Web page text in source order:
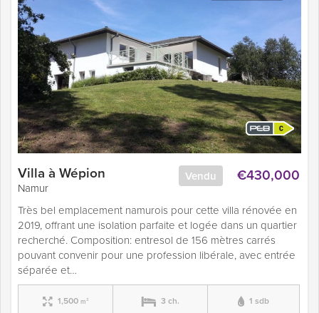
€430,000
Vendu
Villa à Wépion
Namur
Très bel emplacement namurois pour cette villa rénovée en
2019, offrant une isolation parfaite et logée dans un quartier
recherché. Composition: entresol de 156 mètres carrés
pouvant convenir pour une profession libérale, avec entrée
séparée et…
1,500 m² 3 ch. 1 sdb